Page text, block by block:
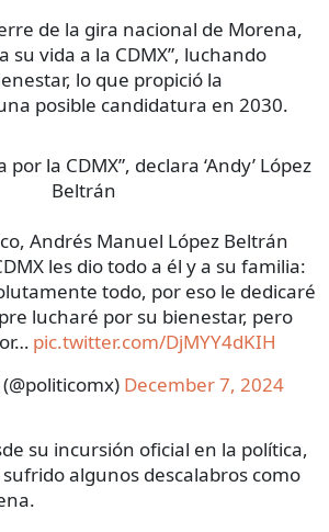
de la gira nacional de Morena,
su vida a la CDMX”, luchando
lo que propició la
posible candidatura en 2030.
la CDMX”, declara ‘Andy’ López
Beltrán
Andrés Manuel López Beltrán
les dio todo a él y a su familia:
todo, por eso le dedicaré
lucharé por su bienestar, pero
pic.twitter.com/DjMYY4dKIH
December 7, 2024
su incursión oficial en la política,
algunos descalabros como